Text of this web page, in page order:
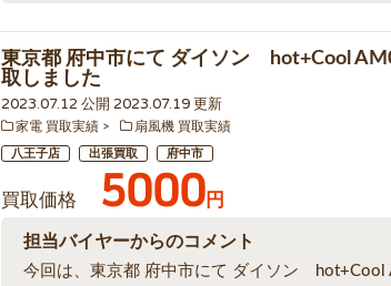
東京都 府中市にて ダイソン hot+Cool
取しました
2023.07.12 公開 2023.07.19 更新
家電 買取実績 扇風機 買取実績
八王子店 出張買取 府中市
買取価格 5000円
担当バイヤーからのコメント
今回は、東京都 府中市にて ダイソン